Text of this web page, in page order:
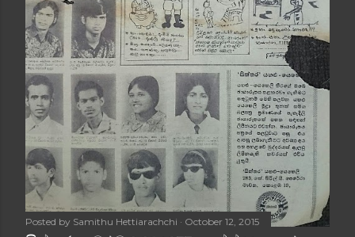
Posted by Samithu Hettiarachchi October 12, 2015